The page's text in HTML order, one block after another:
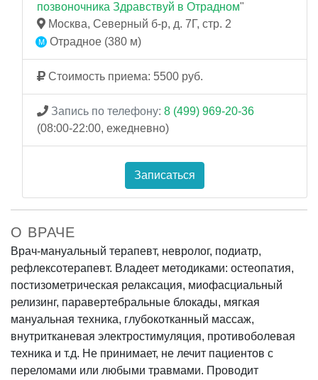
позвоночника Здравствуй в Отрадном"
Москва, Северный б-р, д. 7Г, стр. 2
Отрадное (380 м)
Стоимость приема: 5500 руб.
Запись по телефону: 8 (499) 969-20-36
(08:00-22:00, ежедневно)
Записаться
О ВРАЧЕ
Врач-мануальный терапевт, невролог, подиатр,
рефлексотерапевт. Владеет методиками: остеопатия,
постизометрическая релаксация, миофасциальный
релизинг, паравертебральные блокады, мягкая
мануальная техника, глубокотканный массаж,
внутритканевая электростимуляция, противоболевая
техника и т.д. Не принимает, не лечит пациентов с
переломами или любыми травмами. Проводит